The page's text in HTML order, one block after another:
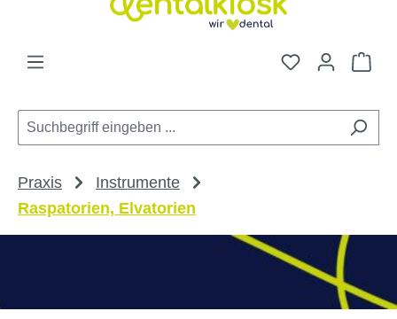
Du hast 0
Praxis
Instrumente
Raspatorien, Elvatorien